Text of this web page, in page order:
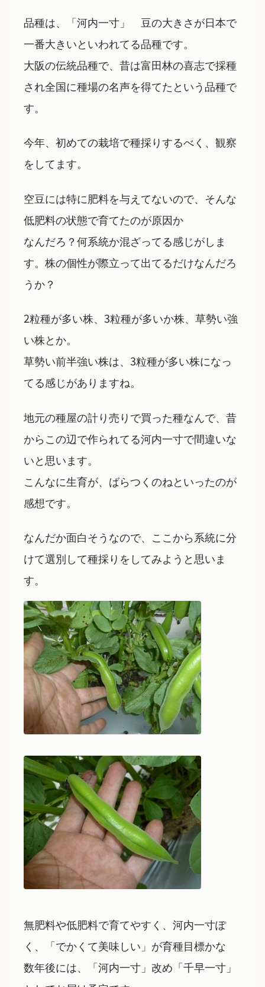
品種は、「河内一寸」 豆の大きさが日本で
一番大きいといわれてる品種です。
大阪の伝統品種で、昔は富田林の喜志で採種
され全国に種場の名声を得てたという品種で
す。
今年、初めての栽培で種採りするべく、観察
をしてます。
空豆には特に肥料を与えてないので、そんな
低肥料の状態で育てたのが原因か
なんだろ？何系統か混ざってる感じがしま
す。株の個性が際立って出てるだけなんだろ
うか？
2粒種が多い株、3粒種が多いか株、草勢い強
い株とか。
草勢い前半強い株は、3粒種が多い株になっ
てる感じがありますね。
地元の種屋の計り売りで買った種なんで、昔
からこの辺で作られてる河内一寸で間違いな
いと思います。
こんなに生育が、ばらつくのねといったのが
感想です。
なんだか面白そうなので、ここから系統に分
けて選別して種採りをしてみようと思いま
す。
無肥料や低肥料で育てやすく、河内一寸ぽ
く、「でかくて美味しい」が育種目標かな
数年後には、「河内一寸」改め「千早一寸」